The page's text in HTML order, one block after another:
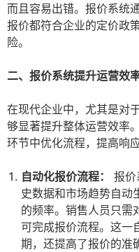
而且容易出错。报价系统
报价都符合企业的定价政
险。
二、报价系统提升运营效
在现代企业中，尤其是对
够显著提升整体运营效率
环节中优化流程，提高响
自动化报价流程：
报价
史数据和市场趋势自动
的频率。销售人员只需
可完成报价流程。这一
期，还提高了报价的准